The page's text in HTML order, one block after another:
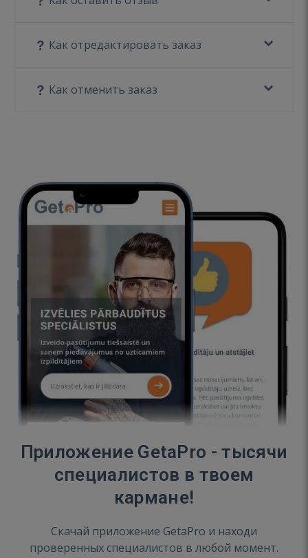
Как отредактировать заказ
Как отменить заказ
Приложение GetaPro - тысячи
специалистов в твоем
кармане!
Скачай приложение GetaPro и находи
проверенных специалистов в любой момент.